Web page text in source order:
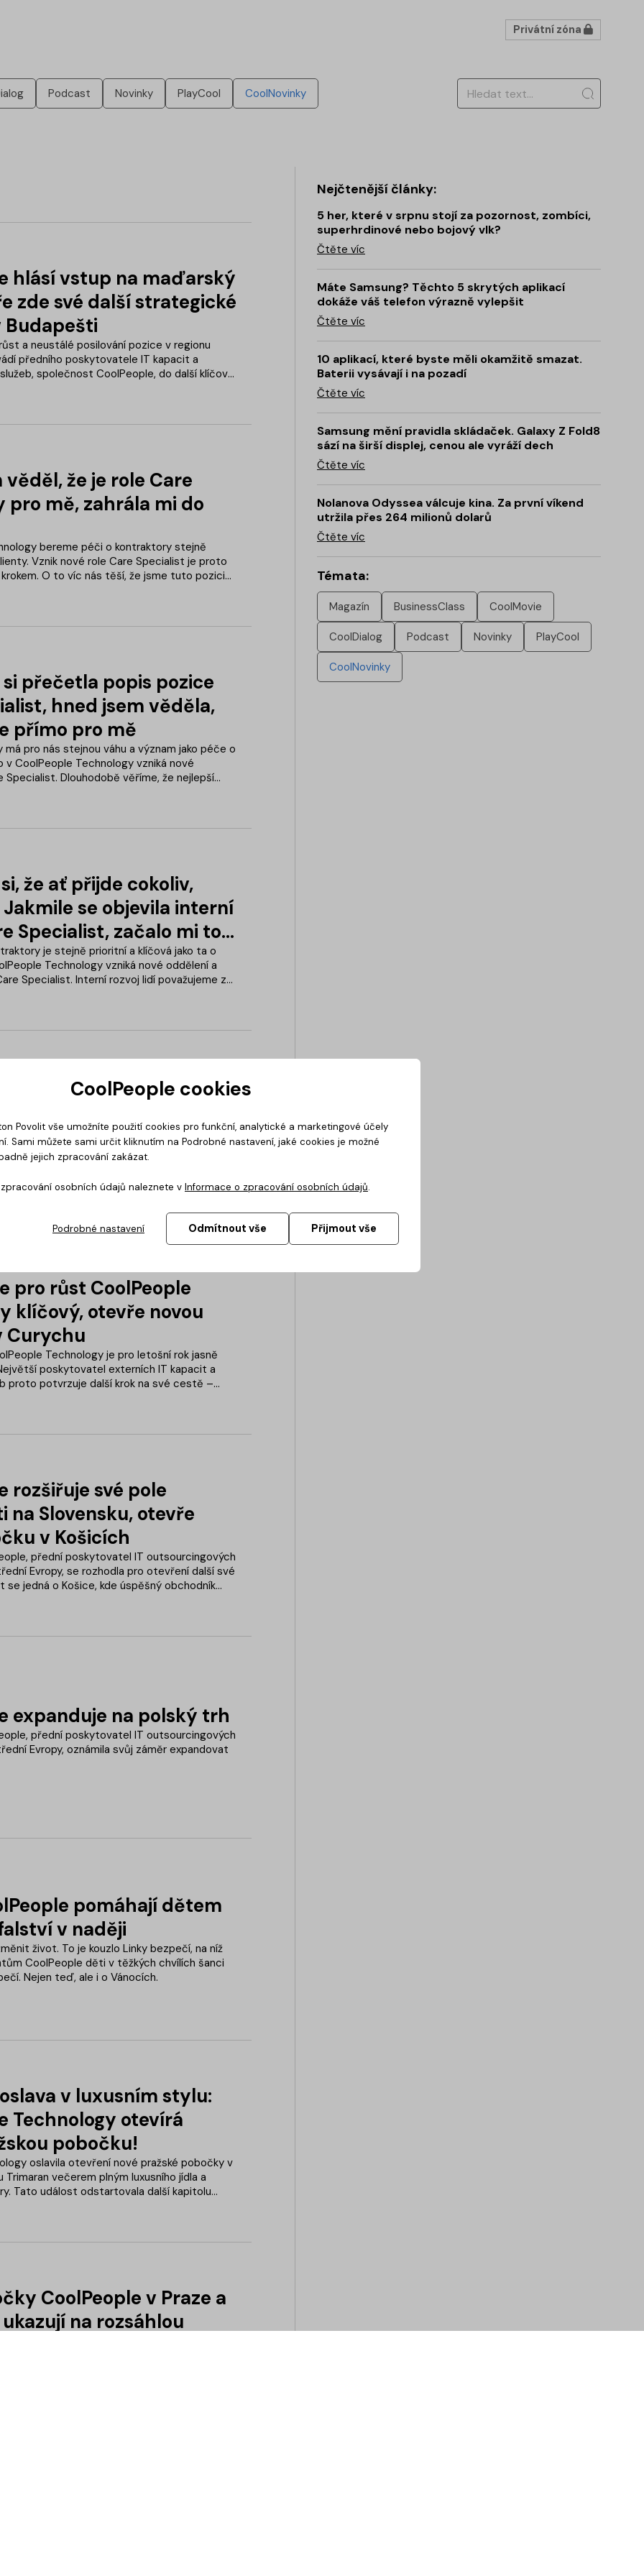
Privátní zóna
Podcast Novinky PlayCool CoolNovinky
hlásí vstup na maďarský
zde své další strategické
a neustálé posilování pozice v regionu
předního poskytovatele IT kapacit a
společnost CoolPeople, do další klíčové
věděl, že je role Care
pro mě, zahrála mi do
bereme péči o kontraktory stejně
Vznik nové role Care Specialist je proto
O to víc nás těší, že jsme tuto pozici
si přečetla popis pozice
hned jsem věděla,
přímo pro mě
pro nás stejnou váhu a význam jako péče o
v CoolPeople Technology vzniká nové
Specialist. Dlouhodobě věříme, že nejlepší
že ať přijde cokoliv,
se objevila interní
Specialist, začalo mi to
smyslje stejně prioritní a klíčová jako ta o
Technology vzniká nové oddělení a
Specialist. Interní rozvoj lidí považujeme za
klientů CoolPeople
A to nejen prostřednictvím dárků pod
formě dobrých skutků. A tak v tradici
pokračujeme. I letos se Ježíškem stali klienti
a obdarovali tak potřebnější.
pro růst CoolPeople
klíčový, otevře novou
Curychu
Technology je pro letošní rok jasně
poskytovatel externích IT kapacit a
proto potvrzuje další krok na své cestě –
rozšiřuje své pole
na Slovensku, otevře
v Košicích
přední poskytovatel IT outsourcingových
Evropy, se rozhodla pro otevření další své
se jedná o Košice, kde úspěšný obchodník
expanduje na polský trh
přední poskytovatel IT outsourcingových
Evropy, oznámila svůj záměr expandovat
pomáhají dětem
v naději
život. To je kouzlo Linky bezpečí, na níž
CoolPeople děti v těžkých chvílích šanci
Nejen teď, ale i o Vánocích.
v luxusním stylu:
Technology otevírá
pobočku!
oslavila otevření nové pražské pobočky v
večerem plným luxusního jídla a
Tato událost odstartovala další kapitolu
CoolPeople v Praze a
na rozsáhlou
Nejčtenější články:
5 her, které v srpnu stojí za pozornost, zombíci,
superhrdinové nebo bojový vlk?
Čtěte víc
Máte Samsung? Těchto 5 skrytých aplikací
dokáže váš telefon výrazně vylepšit
Čtěte víc
10 aplikací, které byste měli okamžitě smazat.
Baterii vysávají i na pozadí
Čtěte víc
Samsung mění pravidla skládaček. Galaxy Z Fold8
sází na širší displej, cenou ale vyráží dech
Čtěte víc
Nolanova Odyssea válcuje kina. Za první víkend
utržila přes 264 milionů dolarů
Čtěte víc
Témata:
Magazín BusinessClass CoolMovie
CoolDialog Podcast Novinky PlayCool
CoolNovinky
CoolPeople cookies
Povolit vše umožníte použití cookies pro funkční, analytické a marketingové účely
Sami můžete sami určit kliknutím na Podrobné nastavení, jaké cookies je možné
jejich zpracování zakázat.
osobních údajů naleznete v Informace o zpracování osobních údajů.
Podrobné nastavení Odmítnout vše Přijmout vše